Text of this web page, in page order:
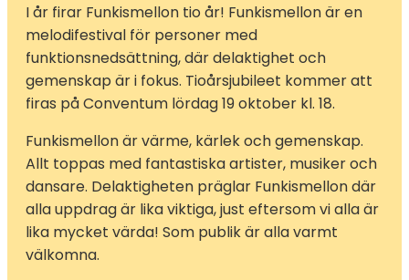
I år firar Funkismellon tio år! Funkismellon är en
melodifestival för personer med
funktionsnedsättning, där delaktighet och
gemenskap är i fokus. Tioårsjubileet kommer att
firas på Conventum lördag 19 oktober kl. 18.
Funkismellon är värme, kärlek och gemenskap.
Allt toppas med fantastiska artister, musiker och
dansare. Delaktigheten präglar Funkismellon där
alla uppdrag är lika viktiga, just eftersom vi alla är
lika mycket värda! Som publik är alla varmt
välkomna.